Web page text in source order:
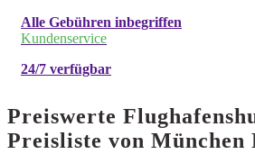
Alle Gebühren inbegriffen
Kundenservice
24/7 verfügbar
Preiswerte
Preisliste von München